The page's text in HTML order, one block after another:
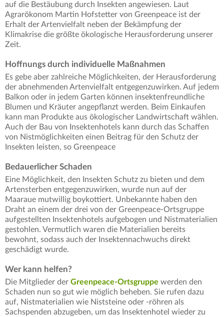
auf die Bestäubung durch Insekten angewiesen. Laut
Agrarökonom Martin Hofstetter von Greenpeace ist der
Erhalt der Artenvielfalt neben der Bekämpfung der
Klimakrise die größte ökologische Herausforderung unserer
Zeit.
Hoffnungs durch individuelle Maßnahmen
Es gebe aber zahlreiche Möglichkeiten, der Herausforderung
der abnehmenden Artenvielfalt entgegenzuwirken. Auf jedem
Balkon oder in jedem Garten können insektenfreundliche
Blumen und Kräuter angepflanzt werden. Beim Einkaufen
kann man Produkte aus ökologischer Landwirtschaft wählen.
Auch der Bau von Insektenhotels kann durch das Schaffen
von Nistmöglichkeiten einen Beitrag für den Schutz der
Insekten leisten, so Greenpeace
Bedauerlicher Schaden
Eine Möglichkeit, den Insekten Schutz zu bieten und dem
Artensterben entgegenzuwirken, wurde nun auf der
Maaraue mutwillig boykottiert. Unbekannte haben den
Draht an einem der drei von der Greenpeace-Ortsgruppe
aufgestellten Insektenhotels aufgebogen und Nistmaterialien
gestohlen. Vermutlich waren die Materialien bereits
bewohnt, sodass auch der Insektennachwuchs direkt
geschädigt wurde.
Wer kann helfen?
Die Mitglieder der Greenpeace-Ortsgruppe werden den
Schaden nun so gut wie möglich beheben. Sie rufen dazu
auf, Nistmaterialien wie Niststeine oder -röhren als
Sachspenden abzugeben, um das Insektenhotel wieder zu